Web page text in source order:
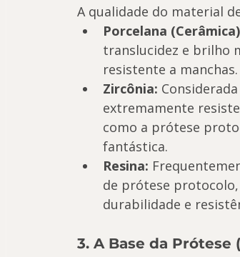
A qualidade do material
Porcelana
translucidez e brilho
resistente a manchas.
Zircônia:
extremamente
como a prótese
fantástica.
Resina:
de prótese
durabilidade e
3. A Base da